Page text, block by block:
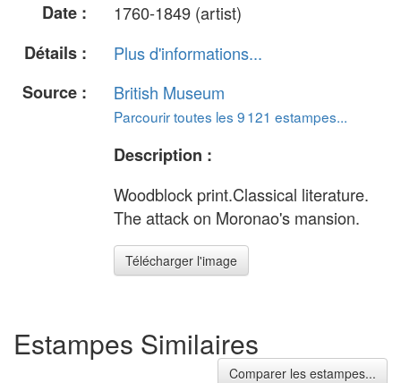
Date :
1760-1849 (artist)
Détails :
Plus d'informations...
Source :
British Museum
Parcourir toutes les 9 121 estampes...
Description :
Woodblock print.Classical literature.
The attack on Moronao's mansion.
Télécharger l'image
Estampes Similaires
Comparer les estampes...